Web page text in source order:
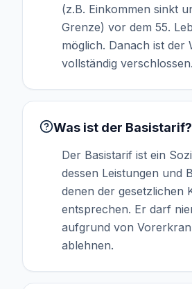
(z.B. Einkommen sinkt
Grenze) vor dem 55.
möglich. Danach ist der
vollständig verschlossen.
Was ist der Basistarif?
Der Basistarif ist ein
dessen Leistungen und
denen der gesetzlichen
entsprechen. Er darf
aufgrund von
ablehnen.